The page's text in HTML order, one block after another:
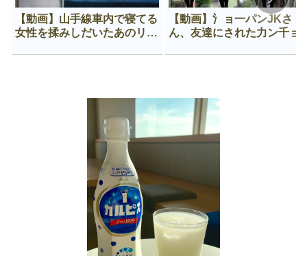
【動画】山手線車内で寝てる
女性を揉みしだいたあのリー
【動画】氵ョ一パンJKさ
ん、友達にされた力ン千ョ